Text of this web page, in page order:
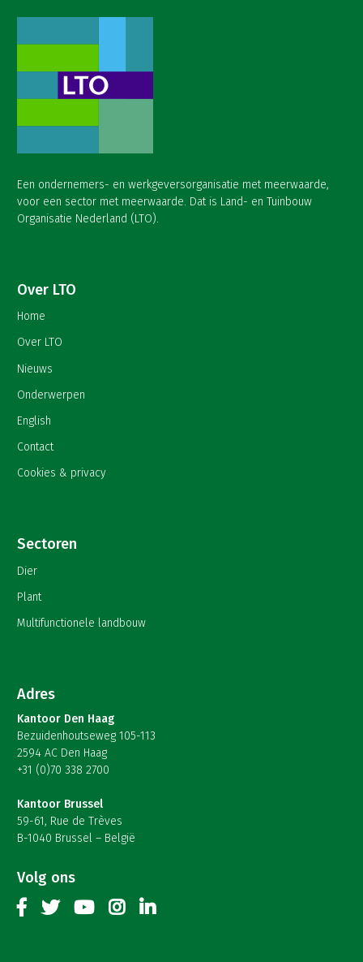
Een ondernemers- en werkgeversorganisatie met meerwaarde,
voor een sector met meerwaarde. Dat is Land- en Tuinbouw
Organisatie Nederland (LTO).
Over LTO
Home
Over LTO
Nieuws
Onderwerpen
English
Contact
Cookies & privacy
Sectoren
Dier
Plant
Multifunctionele landbouw
Adres
Kantoor Den Haag
Bezuidenhoutseweg 105-113
2594 AC Den Haag
+31 (0)70 338 2700
Kantoor Brussel
59-61, Rue de Trèves
B-1040 Brussel – België
Volg ons